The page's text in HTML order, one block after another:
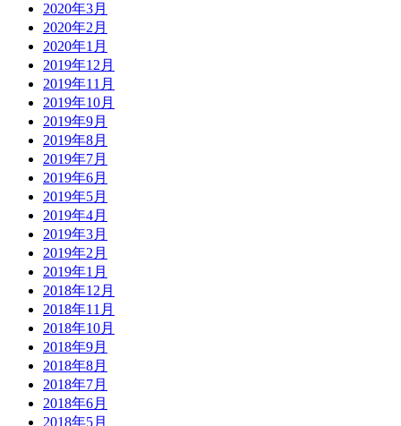
2020年3月
2020年2月
2020年1月
2019年12月
2019年11月
2019年10月
2019年9月
2019年8月
2019年7月
2019年6月
2019年5月
2019年4月
2019年3月
2019年2月
2019年1月
2018年12月
2018年11月
2018年10月
2018年9月
2018年8月
2018年7月
2018年6月
2018年5月